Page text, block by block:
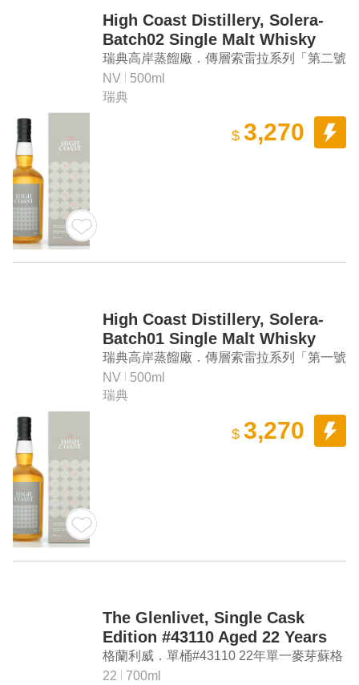
High Coast Distillery, Solera-
Batch02 Single Malt Whisky
瑞典高岸蒸餾廠．傳層索雷拉系列「第二號
作品」單一麥芽威士忌
NV
500ml
瑞典
$ 3,270
High Coast Distillery, Solera-
Batch01 Single Malt Whisky
瑞典高岸蒸餾廠．傳層索雷拉系列「第一號
作品」單一麥芽威士忌
NV
500ml
瑞典
$ 3,270
The Glenlivet, Single Cask
Edition #43110 Aged 22 Years
Single Malt Scotch Whisky
(Taiwan Exclusive)
格蘭利威．單桶#43110 22年單一麥芽蘇格
蘭威士忌
22
700ml